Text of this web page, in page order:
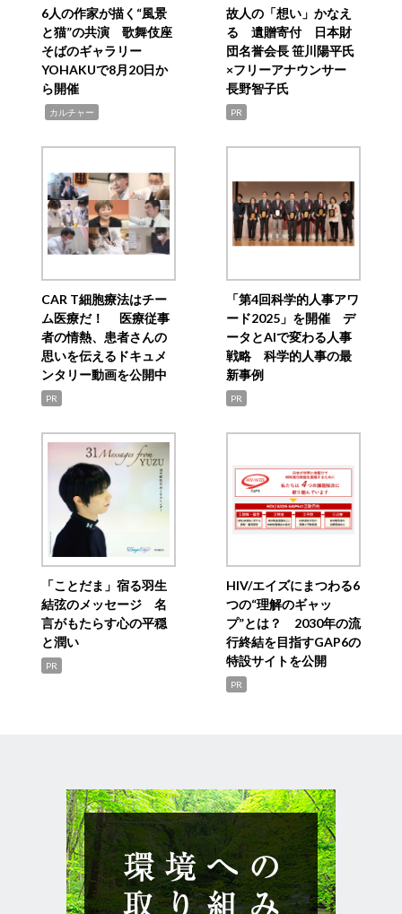
6人の作家が描く“風景
と猫”の共演 歌舞伎座
そばのギャラリー
YOHAKUで8月20日か
ら開催
カルチャー
故人の「想い」かなえ
る 遺贈寄付 日本財
団名誉会長 笹川陽平氏
×フリーアナウンサー
長野智子氏
PR
CAR T細胞療法はチー
ム医療だ！ 医療従事
者の情熱、患者さんの
思いを伝えるドキュメ
ンタリー動画を公開中
PR
「第4回科学的人事アワ
ード2025」を開催 デ
ータとAIで変わる人事
戦略 科学的人事の最
新事例
PR
「ことだま」宿る羽生
結弦のメッセージ 名
言がもたらす心の平穏
と潤い
PR
HIV/エイズにまつわる6
つの“理解のギャッ
プ”とは？ 2030年の流
行終結を目指すGAP6の
特設サイトを公開
PR